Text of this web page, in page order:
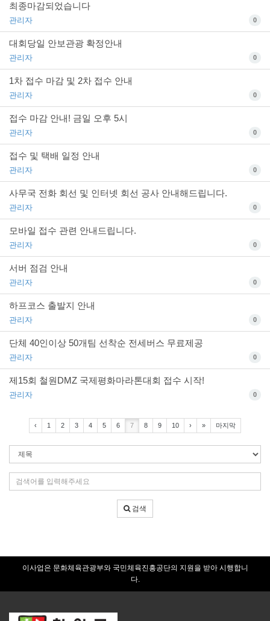
최종마감되었습니다
관리자 0
대회당일 안보관광 확정안내
관리자 0
1차 접수 마감 및 2차 접수 안내
관리자 0
접수 마감 안내! 금일 오후 5시
관리자 0
접수 및 택배 일정 안내
관리자 0
사무국 전화 회선 및 인터넷 회선 공사 안내해드립니다.
관리자 0
모바일 접수 관련 안내드립니다.
관리자 0
서버 점검 안내
관리자 0
하프코스 출발지 안내
관리자 0
단체 40인이상 50개팀 선착순 전세버스 무료제공
관리자 0
제15회 철원DMZ 국제평화마라톤대회 접수 시작!
관리자 0
‹ 1 2 3 4 5 6 7 8 9 10 › » 마지막
색
조
색
어
입
검색
이사업은 문화체육관광부와 국민체육진흥공단의 지원을 받아 시행합니
다.